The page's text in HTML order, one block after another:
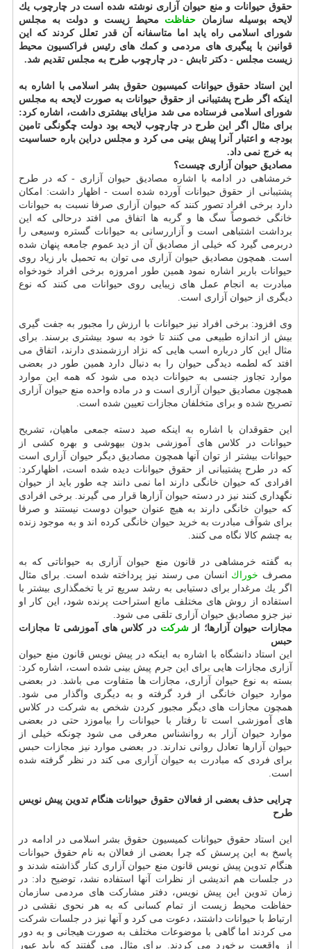
حقوق حیوانات و منع حیوان آزاری نوشته شده است در چارچوب یك
لایحه بوسیله سازمان حفاظت محیط زیست و دولت به مجلس
شورای اسلامی راه یابد اما متاسفانه آن قدر تعلل كردند كه این
قوانین با پیگیری های مردمی و كمك های رئیس فراكسیون محیط
زیست مجلس - دكتر تابش - در چارچوب طرح به مجلس تقدیم شد.
این استاد حقوق حیوانات كمیسیون حقوق بشر اسلامی با اشاره به
اینكه اگر طرح پشتیبانی از حقوق حیوانات به صورت لایحه به مجلس
شورای اسلامی فرستاده می شد مزایای بیشتری داشت، اشاره كرد:
برای مثال اگر این طرح در چارچوب لایحه بود دولت چگونگی تامین
بودجه و اعتبار آنرا پیش بینی می كرد و مجلس دراین باره حساسیت
به خرج نمی داد.
مصادیق حیوان آزاری چیست؟
خرمشاهی در ادامه با اشاره مصادیق حیوان آزاری - كه در طرح
پشتیبانی از حقوق حیوانات آورده شده است - اظهار داشت: امكان
دارد برخی افراد تصور كنند كه حیوان آزاری صرفا نسبت به حیوانات
خانگی خصوصاً سگ ها و گربه ها اتفاق می افتد درحالی كه این
برداشت اشتباهی است و آزاررسانی به حیوانات گستره وسیعی را
دربرمی گیرد كه خیلی از مصادیق آن از دید عموم جامعه پنهان شده
است. همچون مصادیق حیوان آزاری می توان به تحمیل بار زیاد روی
حیوانات باربر اشاره نمود همین طور امروزه برخی افراد خودخواه
مبادرت به انجام عمل های زیبایی روی حیوانات می كنند كه نوع
دیگری از حیوان آزاری است.
وی افزود: برخی افراد نیز حیوانات با ارزش را مجبور به جفت گیری
بیش از اندازه طبیعی می كنند تا خود به سود بیشتری برسند. برای
مثال این كار درباره اسب هایی كه نژاد ارزشمندی دارند، اتفاق می
افتد كه لطمه دیدگی حیوان را به دنبال دارد همین طور در بعضی
موارد تجاوز جنسی به حیوانات دیده می شود كه همه این موارد
همچون مصادیق حیوان آزاری است و در ماده واحده منع حیوان آزاری
تصریح شده و برای متخلفان مجازات تعیین شده است.
این حقوقدان با اشاره به اینكه صید دسته جمعی ماهیان، تشریح
حیوانات در كلاس های آموزشی بدون بیهوشی و بهره كشی از
حیوانات بیشتر از توان آنها همچون مصادیق دیگر حیوان آزاری است
كه در طرح پشتیبانی از حقوق حیوانات دیده شده است، اظهاركرد:
افرادی كه حیوان خانگی دارند اما نمی دانند چه طور باید از حیوان
نگهداری كنند نیز در دسته حیوان آزارها قرار می گیرند. برخی افرادی
كه حیوان خانگی دارند به هیچ عنوان حیوان دوست نیستند و صرفا
برای شوآف مبادرت به خرید حیوان خانگی كرده اند و به موجود زنده
به چشم كالا نگاه می كنند.
به گفته خرمشاهی در قانون منع حیوان آزاری به حیواناتی كه به
مصرف خوراك انسان می رسند نیز پرداخته شده است. برای مثال
اگر یك مرغدار برای دستیابی به رشد سریع تر یا تخمگذاری بیشتر با
استفاده از روش های مختلف مانع استراحت پرنده شود، این كار او
نیز جزو مصادیق حیوان آزاری تلقی می شود.
مجازات حیوان آزارها؛ ازشركت در كلاس های آموزشی تا مجازات
حبس
این استاد دانشگاه با اشاره به اینكه در پیش نویس قانون منع حیوان
آزاری مجازات هایی برای این جرم پیش بینی شده است، اشاره كرد:
بسته به نوع حیوان آزاری، مجازات ها متفاوت می باشد. در بعضی
موارد حیوان خانگی از فرد گرفته و به دیگری واگذار می شود.
همچون مجازات های دیگر مجبور كردن شخص به شركت در كلاس
های آموزشی است تا رفتار با حیوانات را بیاموزد حتی در بعضی
موارد حیوان آزار به روانشناس معرفی می شود چونكه خیلی از
حیوان آزارها تعادل روانی ندارند. در بعضی موارد نیز مجازات حبس
برای فردی كه مبادرت به حیوان آزاری می كند در نظر گرفته شده
است.
چرایی حذف بعضی از فعالان حقوق حیوانات هنگام تدوین پیش نویس
طرح
این استاد حقوق حیوانات كمیسیون حقوق بشر اسلامی در ادامه در
پاسخ به این پرسش كه چرا بعضی از فعالان به نام حقوق حیوانات
هنگام تدوین پیش نویس قانون منع حیوان آزاری كنار گذاشته شدند و
در جلسات هم اندیشی از نظرات آنها استفاده نشد، توضیح داد: در
زمان تدوین این پیش نویس، دفتر مشاركت های مردمی سازمان
حفاظت محیط زیست از تمام كسانی كه به هر نحوی نقشی در
ارتباط با حیوانات داشتند، دعوت می كرد و آنها نیز در جلسات شركت
می كردند اما گاهی با موضوعات مختلف به صورت هیجانی و به دور
از واقعیت برخورد می كردند. برای مثال می گفتند كه باید عبور